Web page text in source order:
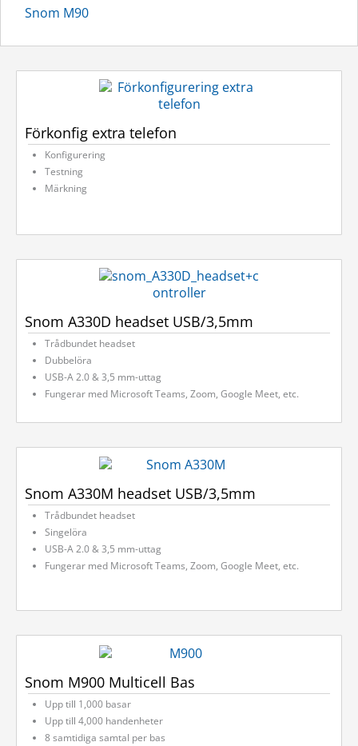
Snom M90
Förkonfig extra telefon
Konfigurering
Testning
Märkning
Snom A330D headset USB/3,5mm
Trådbundet headset
Dubbelöra
USB-A 2.0 & 3,5 mm-uttag
Fungerar med Microsoft Teams, Zoom, Google Meet, etc.
Snom A330M headset USB/3,5mm
Trådbundet headset
Singelöra
USB-A 2.0 & 3,5 mm-uttag
Fungerar med Microsoft Teams, Zoom, Google Meet, etc.
Snom M900 Multicell Bas
Upp till 1,000 basar
Upp till 4,000 handenheter
8 samtidiga samtal per bas